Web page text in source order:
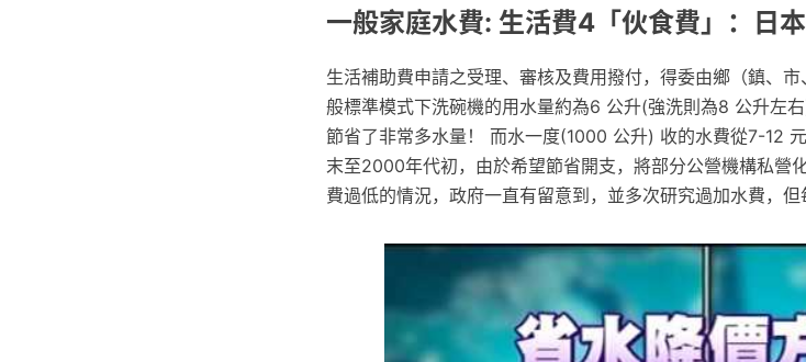
一般家庭水費: 生活費4「伙食費」：日
生活補助費申請之受理、審核及費用撥付，得委由鄉（鎮、
般標準模式下洗碗機的用水量約為6 公升(強洗則為8 公升左
節省了非常多水量！ 而水一度(1000 公升) 收的水費從7-12
末至2000年代初，由於希望節省開支，將部分公營機構私營
費過低的情況，政府一直有留意到，並多次研究過加水費，但